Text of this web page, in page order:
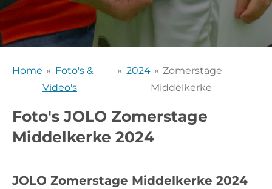
Home » Foto's &
Video's
» 2024 » Zomerstage
Middelkerke
Foto's JOLO Zomerstage
Middelkerke 2024
JOLO Zomerstage Middelkerke 2024